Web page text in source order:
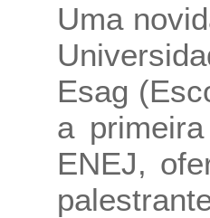
Uma
Esag
a
ENEJ,